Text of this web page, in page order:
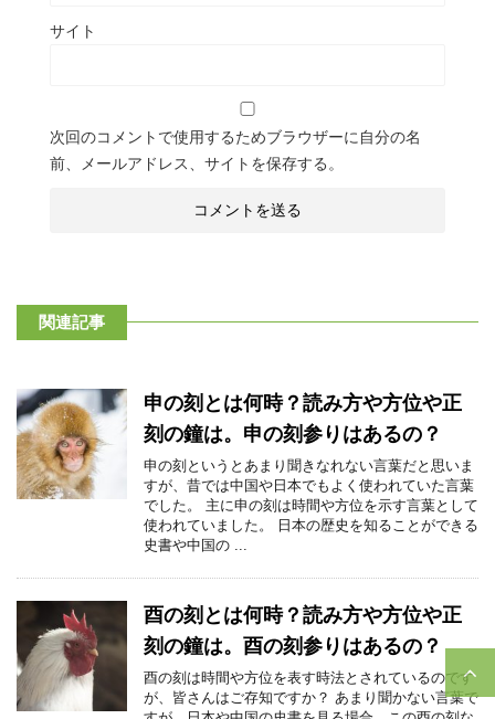
サイト
次回のコメントで使用するためブラウザーに自分の名
前、メールアドレス、サイトを保存する。
関連記事
申の刻とは何時？読み方や方位や正
刻の鐘は。申の刻参りはあるの？
申の刻というとあまり聞きなれない言葉だと思いま
すが、昔では中国や日本でもよく使われていた言葉
でした。 主に申の刻は時間や方位を示す言葉として
使われていました。 日本の歴史を知ることができる
史書や中国の ...
酉の刻とは何時？読み方や方位や正
刻の鐘は。酉の刻参りはあるの？
酉の刻は時間や方位を表す時法とされているのです
が、皆さんはご存知ですか？ あまり聞かない言葉で